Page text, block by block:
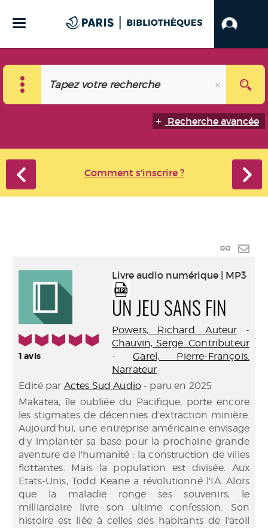
Recherche avancée
Comment s'inscrire ?
Lien
par
5/5
1avis
Livre audio numérique | MP3
UN JEU SANS FIN
Powers, Richard. Auteur -
Chauvin, Serge. Contributeur
-Garel, Pierre-François.
Narrateur
Edité par Actes Sud Audio - paru en 2025
Makatea, île oubliée du Pacifique, porte encore
les stigmates de décennies d'extraction minière.
Aujourd'hui, une entreprise américaine envisage
d'y implanter sa base pour la prochaine grande
aventure de l'humanité : la construction de villes
flottantes. Mais la population est divisée. Aux
Etats-Unis, Todd Keane a révolutionné l'IA. Alors
que la maladie ronge ses souvenirs, le
milliardaire livre son ultime confession. Son
histoire est liée à celles des habitants de l'atoll